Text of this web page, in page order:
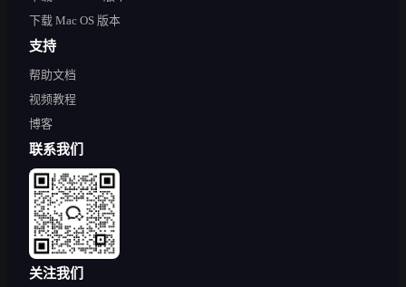
下载 Mac OS 版本
支持
帮助文档
视频教程
博客
联系我们
关注我们